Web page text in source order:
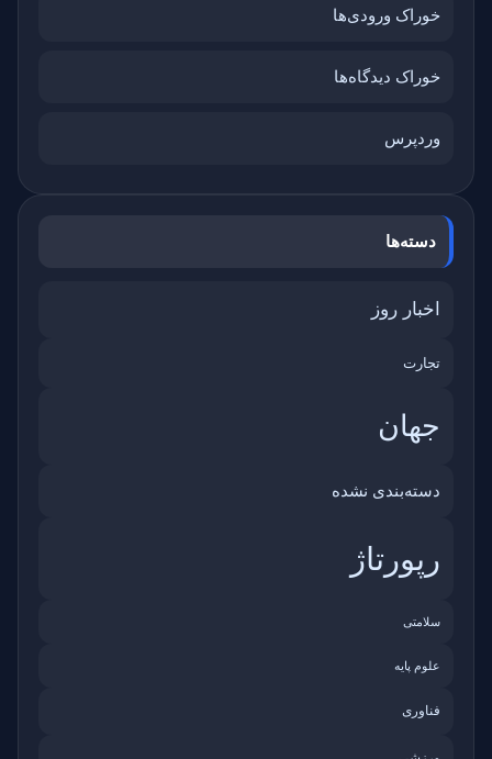
خوراک ورودی‌ها
خوراک دیدگاه‌ها
وردپرس
دسته‌ها
اخبار روز
تجارت
جهان
دسته‌بندی نشده
رپورتاژ
سلامتی
علوم پایه
فناوری